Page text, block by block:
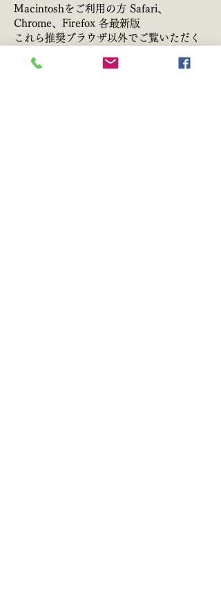
Macintoshをご利用の方 Safari、
Chrome、Firefox 各最新版
これら推奨ブラウザ以外でご覧いただく
ことがあります。 あらかじめ、ご了承く